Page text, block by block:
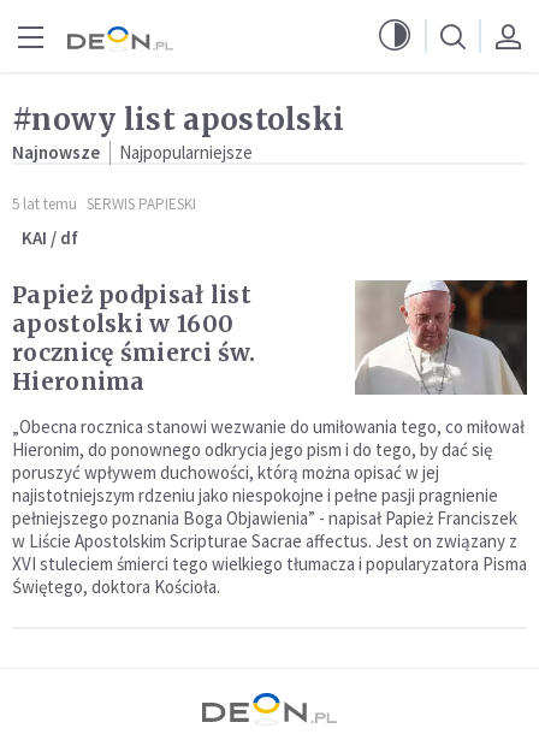
#nowy list apostolski
Najnowsze Najpopularniejsze
5 lat temu SERWIS PAPIESKI
KAI / df
Papież podpisał list
apostolski w 1600
rocznicę śmierci św.
Hieronima
„Obecna rocznica stanowi wezwanie do umiłowania tego, co miłował
Hieronim, do ponownego odkrycia jego pism i do tego, by dać się
poruszyć wpływem duchowości, którą można opisać w jej
najistotniejszym rdzeniu jako niespokojne i pełne pasji pragnienie
pełniejszego poznania Boga Objawienia” - napisał Papież Franciszek
w Liście Apostolskim Scripturae Sacrae affectus. Jest on związany z
XVI stuleciem śmierci tego wielkiego tłumacza i popularyzatora Pisma
Świętego, doktora Kościoła.